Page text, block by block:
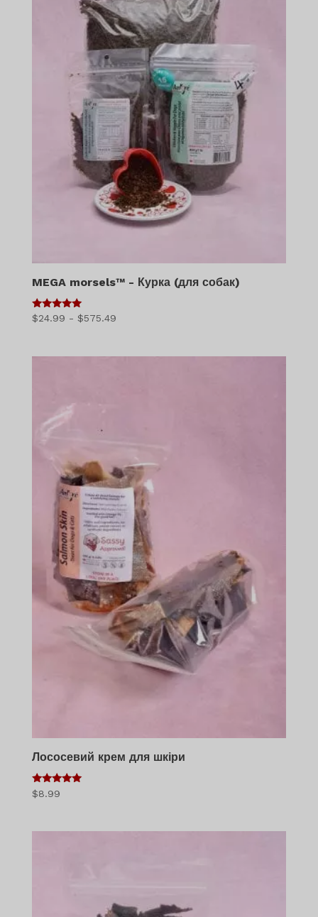
MEGA morsels™ - Курка (для собак)
5
з 5
$24.99 - $575.49Діапазон
Лососевий крем для шкіри
5
з 5
$8.99